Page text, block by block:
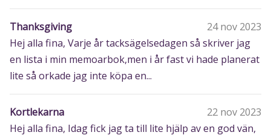
Thanksgiving
24 nov 2023
Hej alla fina, Varje år tacksägelsedagen så skriver jag
en lista i min memoarbok,men i år fast vi hade planerat
lite så orkade jag inte köpa en...
Kortlekarna
22 nov 2023
Hej alla fina, Idag fick jag ta till lite hjälp av en god vän,